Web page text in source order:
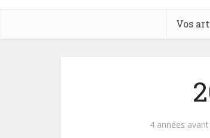
Vos
4 années avant